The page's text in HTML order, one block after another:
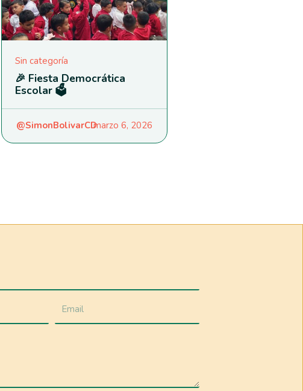
Sin categoría
🎉 Fiesta Democrática
Escolar 🗳️
@SimonBolivarCDmarzo 6, 2026